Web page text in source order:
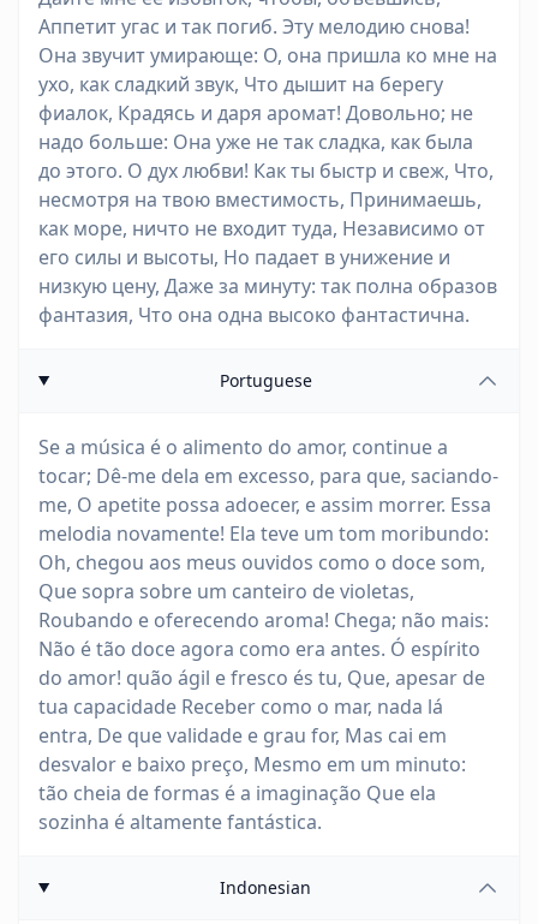
Аппетит угас и так погиб. Эту мелодию снова!
Она звучит умирающе: О, она пришла ко мне на
ухо, как сладкий звук, Что дышит на берегу
фиалок, Крадясь и даря аромат! Довольно; не
надо больше: Она уже не так сладка, как была
до этого. О дух любви! Как ты быстр и свеж, Что,
несмотря на твою вместимость, Принимаешь,
как море, ничто не входит туда, Независимо от
его силы и высоты, Но падает в унижение и
низкую цену, Даже за минуту: так полна образов
фантазия, Что она одна высоко фантастична.
Portuguese
Se a música é o alimento do amor, continue a
tocar; Dê-me dela em excesso, para que, saciando-
me, O apetite possa adoecer, e assim morrer. Essa
melodia novamente! Ela teve um tom moribundo:
Oh, chegou aos meus ouvidos como o doce som,
Que sopra sobre um canteiro de violetas,
Roubando e oferecendo aroma! Chega; não mais:
Não é tão doce agora como era antes. Ó espírito
do amor! quão ágil e fresco és tu, Que, apesar de
tua capacidade Receber como o mar, nada lá
entra, De que validade e grau for, Mas cai em
desvalor e baixo preço, Mesmo em um minuto:
tão cheia de formas é a imaginação Que ela
sozinha é altamente fantástica.
Indonesian